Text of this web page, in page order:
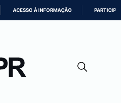
CONTEÚDO
ACESSO À INFORMAÇÃO PARTICIPE